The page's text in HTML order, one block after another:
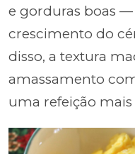
e gorduras boas —
crescimento do
disso, a textura
amassamento
uma refeição